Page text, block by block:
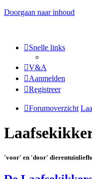
Doorgaan naar inhoud
Snelle links
V&A
Aanmelden
Registreer
Forumoverzicht
'voor' en 'door'